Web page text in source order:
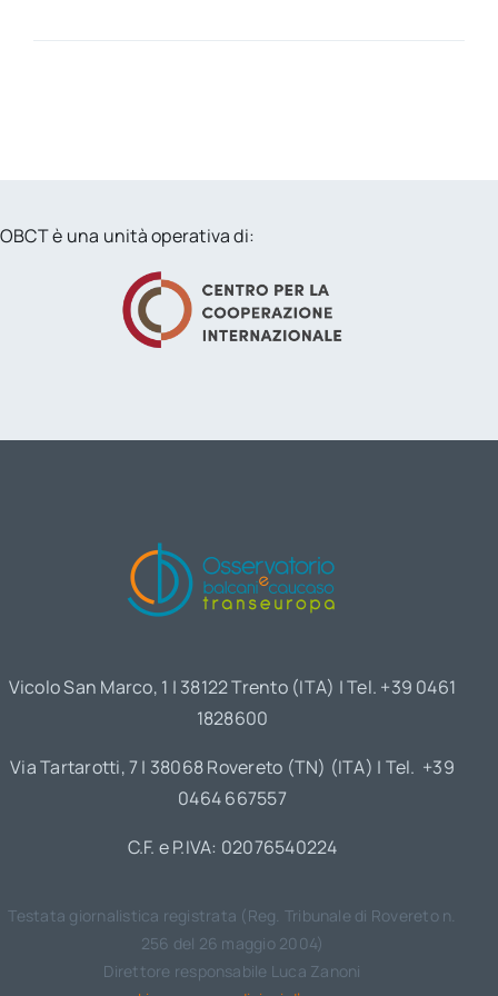
OBCT è una unità operativa di:
Vicolo San Marco, 1 | 38122 Trento (ITA) | Tel. +39 0461
1828600
Via Tartarotti, 7 | 38068 Rovereto (TN) (ITA) | Tel. +39
0464 667557
C.F. e P.IVA: 02076540224
Testata giornalistica registrata (Reg. Tribunale di Rovereto n.
256 del 26 maggio 2004)
Direttore responsabile Luca Zanoni